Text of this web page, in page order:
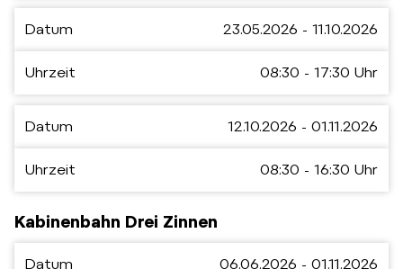
Datum 23.05.2026 - 11.10.2026
Uhrzeit 08:30 - 17:30 Uhr
Datum 12.10.2026 - 01.11.2026
Uhrzeit 08:30 - 16:30 Uhr
Kabinenbahn Drei Zinnen
Datum 06.06.2026 - 01.11.2026